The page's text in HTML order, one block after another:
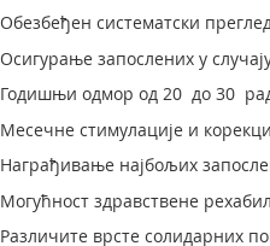
систематски преглед
запослених у
одмор од 20 до 30
стимулације и
најбољих
здравствене
врсте солидарних